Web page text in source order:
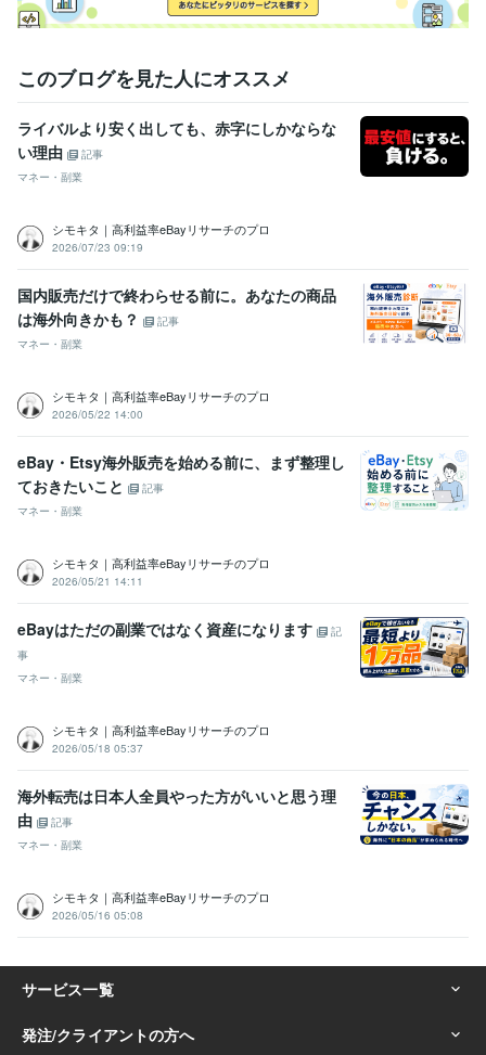
このブログを見た人にオススメ
ライバルより安く出しても、赤字にしかならな
い理由
記事
マネー・副業
シモキタ｜高利益率eBayリサーチのプロ
2026/07/23 09:19
国内販売だけで終わらせる前に。あなたの商品
は海外向きかも？
記事
マネー・副業
シモキタ｜高利益率eBayリサーチのプロ
2026/05/22 14:00
eBay・Etsy海外販売を始める前に、まず整理し
ておきたいこと
記事
マネー・副業
シモキタ｜高利益率eBayリサーチのプロ
2026/05/21 14:11
eBayはただの副業ではなく資産になります
記
事
マネー・副業
シモキタ｜高利益率eBayリサーチのプロ
2026/05/18 05:37
海外転売は日本人全員やった方がいいと思う理
由
記事
マネー・副業
シモキタ｜高利益率eBayリサーチのプロ
2026/05/16 05:08